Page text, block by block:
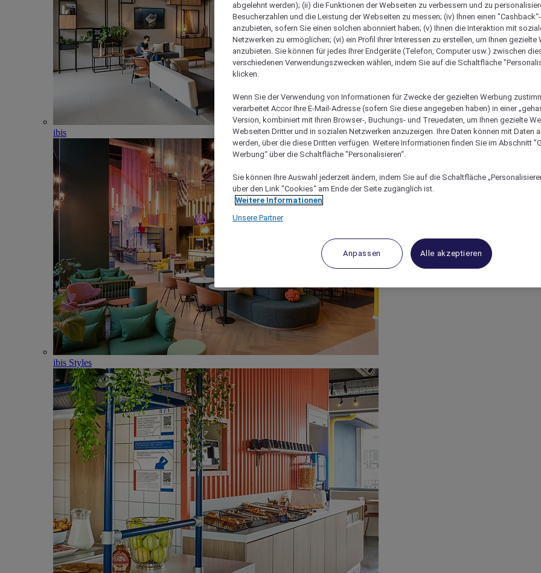
ibis
ibis Styles
abgelehnt werden); (ii) die Funktionen der Webseiten zu verbessern und zu
Besucherzahlen und die Leistung der Webseiten zu messen; (iv) Ihnen einen
anzubieten, sofern Sie einen solchen abonniert haben; (v) Ihnen die Interaktion mit
Netzwerken zu ermöglichen; (vi) ein Profil Ihrer Interessen zu erstellen, um Ihnen gezielte
anzubieten. Sie können für jedes Ihrer Endgeräte (Telefon, Computer usw.) zwischen
verschiedenen Verwendungszwecken wählen, indem Sie auf die Schaltfläche
klicken.
Wenn Sie der Verwendung von Informationen für Zwecke der gezielten Werbung
verarbeitet Accor Ihre E-Mail-Adresse (sofern Sie diese angegeben haben) in einer
Version, kombiniert mit Ihren Browser-, Buchungs- und Treuedaten, um Ihnen gezielte
Webseiten Dritter und in sozialen Netzwerken anzuzeigen. Ihre Daten können mit Daten
werden, über die diese Dritten verfügen. Weitere Informationen finden Sie im Abschnitt
Werbung“ über die Schaltfläche "Personalisieren“.
Sie können Ihre Auswahl jederzeit ändern, indem Sie auf die Schaltfläche
über den Link "Cookies“ am Ende der Seite zugänglich ist.
Weitere Informationen
Unsere Partner
Anpassen Alle akzeptieren